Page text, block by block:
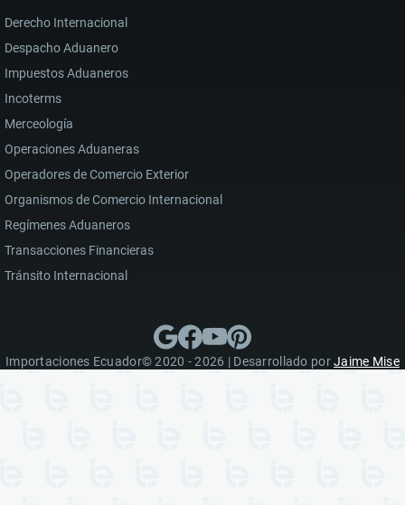
Derecho Internacional
Despacho Aduanero
Impuestos Aduaneros
Incoterms
Merceología
Operaciones Aduaneras
Operadores de Comercio Exterior
Organismos de Comercio Internacional
Regímenes Aduaneros
Transacciones Financieras
Tránsito Internacional
Importaciones Ecuador© 2020 - 2026 | Desarrollado porJaime Mise